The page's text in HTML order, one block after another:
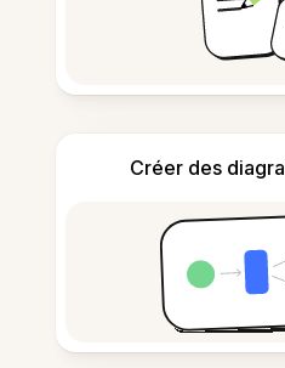
Créer des